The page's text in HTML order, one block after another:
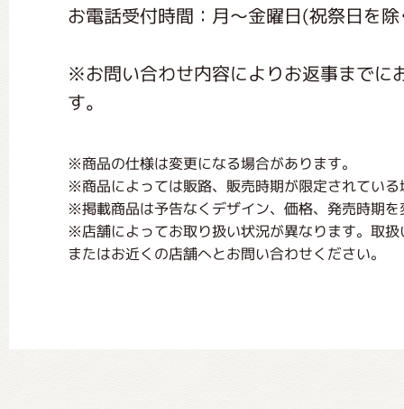
お電話受付時間：月〜金曜日(祝祭日を
※お問い合わせ内容によりお返事までに
す。
※商品の仕様は変更になる場合があります。
※商品によっては販路、販売時期が限定されてい
※掲載商品は予告なくデザイン、価格、発売時期
※店舗によってお取り扱い状況が異なります。取
またはお近くの店舗へとお問い合わせください。